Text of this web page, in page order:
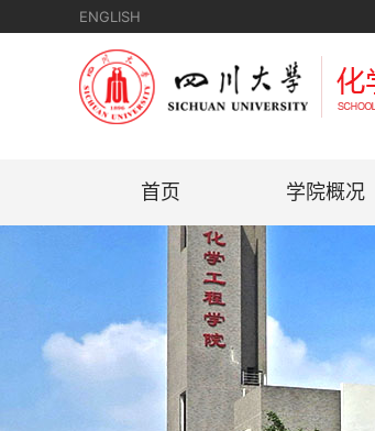
ENGLISH
首页 学院概况